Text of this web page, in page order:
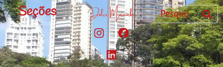
Seções